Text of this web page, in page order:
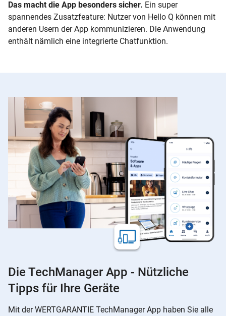
Das macht die App besonders sicher. Ein super
spannendes Zusatzfeature: Nutzer von Hello Q können mit
anderen Usern der App kommunizieren. Die Anwendung
enthält nämlich eine integrierte Chatfunktion.
Die TechManager App - Nützliche
Tipps für Ihre Geräte
Mit der WERTGARANTIE TechManager App haben Sie alle